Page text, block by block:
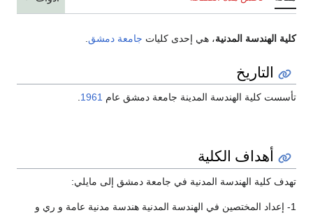
كلية الهندسة المدنية، هي إحدى كليات جامعة دمشق
التاريخ
تأسست كلية الهندسة المدينة جامعة دمشق عام 1961
.
أهداف الكلية
تهدف كلية الهندسة المدنية في جامعة دمشق إلى مايلي:
1- إعداد المختصين في الهندسة المدنية هندسة مدنية عامة و ري و